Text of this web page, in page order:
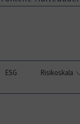
ESG Risikoskala